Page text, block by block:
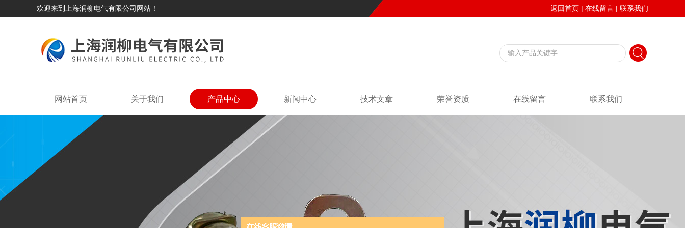
欢迎来到上海润柳电气有限公司网站！ 返回首页 | 在线留言 | 联系我们
网站首页 关于我们 产品中心 新闻中心 技术文章 荣誉资质 在线留言 联系我们